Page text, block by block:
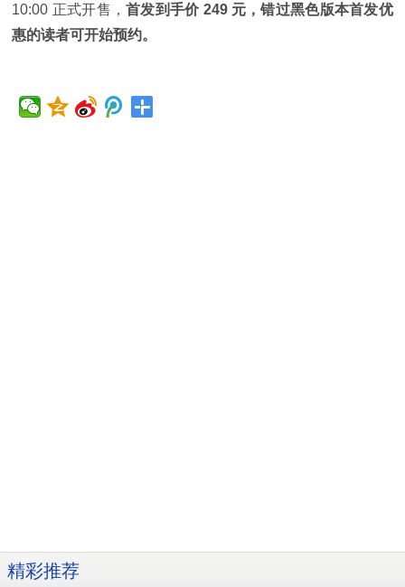
10:00 正式开售，首发到手价 249 元，错过黑色版本首发优
惠的读者可开始预约。
精彩推荐